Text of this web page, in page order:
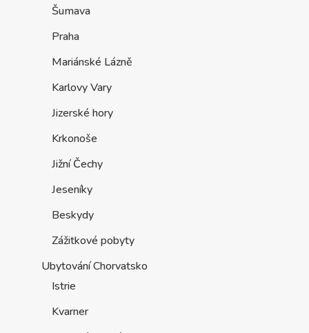
Šumava
Praha
Mariánské Lázně
Karlovy Vary
Jizerské hory
Krkonoše
Jižní Čechy
Jeseníky
Beskydy
Zážitkové pobyty
Ubytování Chorvatsko
Istrie
Kvarner